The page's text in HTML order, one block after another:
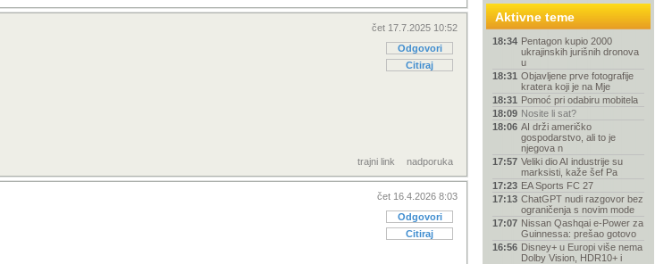
čet 17.7.2025 10:52
Odgovori
Citiraj
trajni link nadporuka
čet 16.4.2026 8:03
Odgovori
Citiraj
Aktivne teme
18:34 Pentagon kupio 2000
ukrajinskih jurišnih dronova
u
18:31 Objavljene prve fotografije
kratera koji je na Mje
18:31 Pomoć pri odabiru mobitela
18:09 Nosite li sat?
18:06 AI drži američko
gospodarstvo, ali to je
njegova n
17:57 Veliki dio AI industrije su
marksisti, kaže šef Pa
17:23 EA Sports FC 27
17:13 ChatGPT nudi razgovor bez
ograničenja s novim mode
17:07 Nissan Qashqai e-Power za
Guinnessa: prešao gotovo
16:56 Disney+ u Europi više nema
Dolby Vision, HDR10+ i